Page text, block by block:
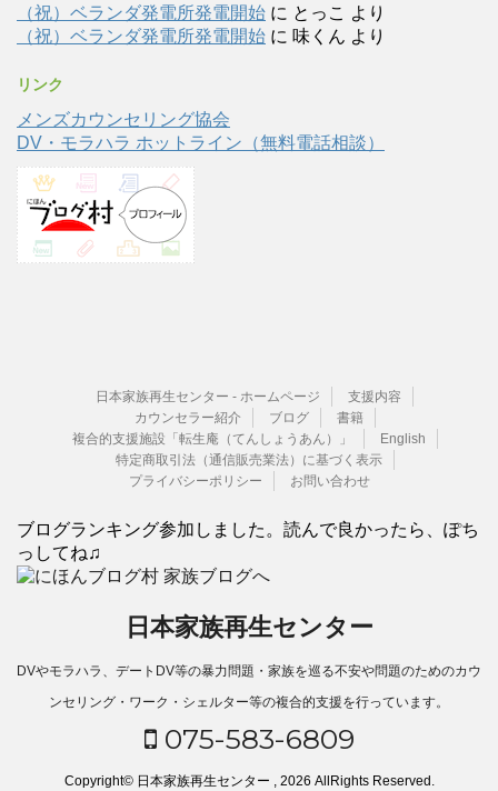
（祝）ベランダ発電所発電開始 に とっこ より
（祝）ベランダ発電所発電開始 に 味くん より
リンク
メンズカウンセリング協会
DV・モラハラ ホットライン（無料電話相談）
日本家族再生センター - ホームページ
支援内容
カウンセラー紹介
ブログ
書籍
複合的支援施設「転生庵（てんしょうあん）」
English
特定商取引法（通信販売業法）に基づく表示
プライバシーポリシー
お問い合わせ
ブログランキング参加しました。読んで良かったら、ぽち
っしてね♫
日本家族再生センター
DVやモラハラ、デートDV等の暴力問題・家族を巡る不安や問題のためのカウ
ンセリング・ワーク・シェルター等の複合的支援を行っています。
075-583-6809
Copyright© 日本家族再生センター , 2026 AllRights Reserved.